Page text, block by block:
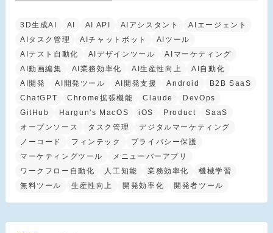
3D生成AI AI AI API AIアシスタント
AIエージェント
AIタスク管理
AIチャットボット
AIツール
AIテスト自動化
AIデザインツール
AIマーケティング
AI動画編集
AI業務効率化 AI生産性向上
AI自動化
AI開発
AI開発ツール AI開発支援 Android
B2B SaaS
ChatGPT
Chrome拡張機能 Claude
DevOps
GitHub
Hargun's MacOS iOS Product
SaaS
オープンソース
タスク管理
デジタルマーケティング
ノーコード
フィンテック
プライバシー保護
マーケティングツール
メニューバーアプリ
ワークフロー自動化
人工知能 業務効率化
機械学習
無料ツール
生産性向上 開発効率化 開発者ツール